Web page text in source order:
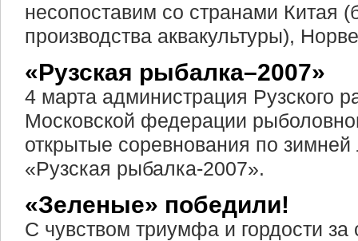
несопоставим со странами Китая
производства аквакультуры),
«Рузская рыбалка–2007»
4 марта администрация Рузского
Московской федерации
открытые соревнования по
«Рузская рыбалка-2007».
«Зеленые» победили!
С чувством триумфа и гордости